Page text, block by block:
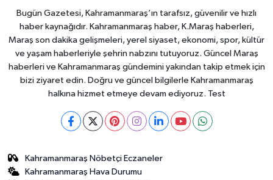
Bugün Gazetesi, Kahramanmaraş’ın tarafsız, güvenilir ve hızlı
haber kaynağıdır. Kahramanmaraş haber, K.Maraş haberleri,
Maraş son dakika gelişmeleri, yerel siyaset, ekonomi, spor, kültür
ve yaşam haberleriyle şehrin nabzını tutuyoruz. Güncel Maraş
haberleri ve Kahramanmaraş gündemini yakından takip etmek için
bizi ziyaret edin. Doğru ve güncel bilgilerle Kahramanmaraş
halkına hizmet etmeye devam ediyoruz. Test
Kahramanmaraş Nöbetçi Eczaneler
Kahramanmaraş Hava Durumu